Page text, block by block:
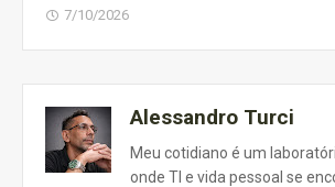
7/10/2026
Alessandro Turci
Meu cotidiano é um
onde TI e vida pessoal se